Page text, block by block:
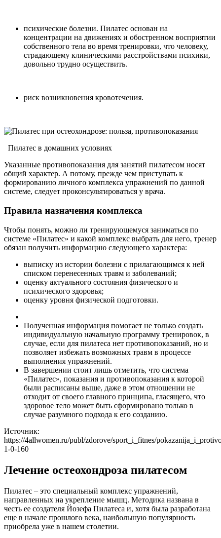
психические болезни. Пилатес основан на
концентрации на движениях и обостренном восприятии
собственного тела во время тренировки, что человеку,
страдающему клиническими расстройствами психики,
довольно трудно осуществить.
риск возникновения кровотечения.
Пилатес в домашних условиях
Указанные противопоказания для занятий пилатесом носят
общий характер. А потому, прежде чем приступать к
формированию личного комплекса упражнений по данной
системе, следует проконсультироваться у врача.
Правила назначения комплекса
Чтобы понять, можно ли тренирующемуся заниматься по
системе «Пилатес» и какой комплекс выбрать для него, тренер
обязан получить информацию следующего характера:
выписку из истории болезни с прилагающимся к ней
списком перенесенных травм и заболеваний;
оценку актуального состояния физического и
психического здоровья;
оценку уровня физической подготовки.
Полученная информация помогает не только создать
индивидуальную начальную программу тренировок, в
случае, если для пилатеса нет противопоказаний, но и
позволяет избежать возможных травм в процессе
выполнения упражнений.
В завершении стоит лишь отметить, что система
«Пилатес», показания и противопоказания к которой
были расписаны выше, даже в этом отношении не
отходит от своего главного принципа, гласящего, что
здоровое тело может быть сформировано только в
случае разумного подхода к его созданию.
Источник:
https://4allwomen.ru/publ/zdorove/sport_i_fitnes/
1-0-160
Лечение остеохондроза пилатесом
Пилатес – это специальный комплекс упражнений,
направленных на укрепление мышц. Методика названа в
честь ее создателя Йозефа Пилатеса и, хотя была разработана
еще в начале прошлого века, наибольшую популярность
приобрела уже в нашем столетии.